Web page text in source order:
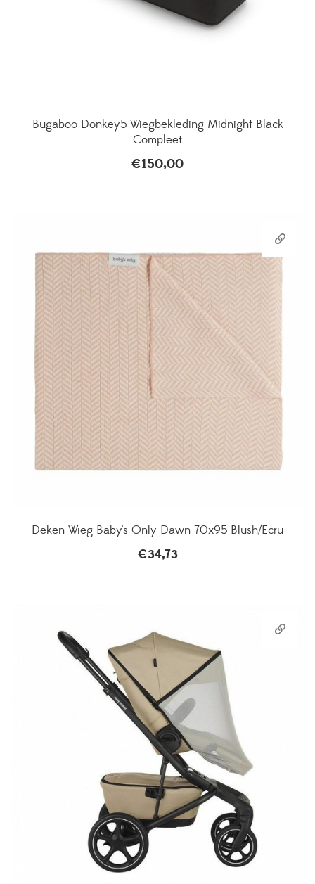
Bugaboo Donkey5 Wiegbekleding Midnight Black
Compleet
€150,00
Deken Wieg Baby's Only Dawn 70x95 Blush/Ecru
€34,73